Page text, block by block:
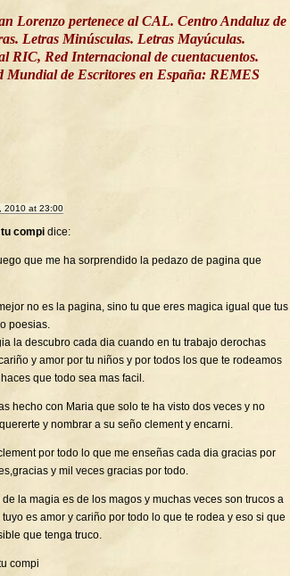
Lorenzo pertenece al CAL. Centro Andaluz de
Letras Minúsculas. Letras Mayúculas.
RIC, Red Internacional de cuentacuentos.
Mundial de Escritores en España: REMES
2010 at 23:00
compi dice:
que me ha sorprendido la pedazo de pagina que
no es la pagina, sino tu que eres magica igual que tus
poesias.
la descubro cada dia cuando en tu trabajo derochas
y amor por tu niños y por todos los que te rodeamos
que todo sea mas facil.
hecho con Maria que solo te ha visto dos veces y no
y nombrar a su seño clement y encarni.
por todo lo que me enseñas cada dia gracias por
y mil veces gracias por todo.
de la magia es de los magos y muchas veces son trucos a
es amor y cariño por todo lo que te rodea y eso si que
que tenga truco.
compi